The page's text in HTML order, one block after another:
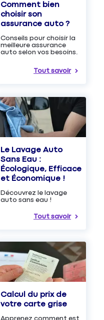
Comment bien
choisir son
assurance auto ?
Conseils pour choisir la
meilleure assurance
auto selon vos besoins.
Tout savoir
Le Lavage Auto
Sans Eau :
Écologique, Efficace
et Économique !
Découvrez le lavage
auto sans eau !
Tout savoir
Calcul du prix de
votre carte grise